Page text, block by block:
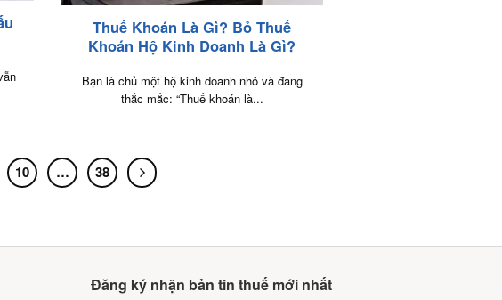
Thuế Khoán Là Gì? Bỏ Thuế
Khoán Hộ Kinh Doanh Là Gì?
Bạn là chủ một hộ kinh doanh nhỏ và đang
thắc mắc: “Thuế khoán là...
10 … 38
Đăng ký nhận bản tin thuế mới nhất